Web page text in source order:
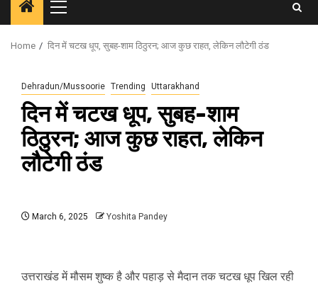
Primary
Menu
Home दिन में चटख धूप, सुबह-शाम ठिठुरन; आज कुछ राहत, लेकिन लौटेगी ठंड
Dehradun/Mussoorie Trending Uttarakhand
दिन में चटख धूप, सुबह-शाम
ठिठुरन; आज कुछ राहत, लेकिन
लौटेगी ठंड
March 6, 2025 Yoshita Pandey
उत्तराखंड में मौसम शुष्क है और पहाड़ से मैदान तक चटख धूप खिल रही